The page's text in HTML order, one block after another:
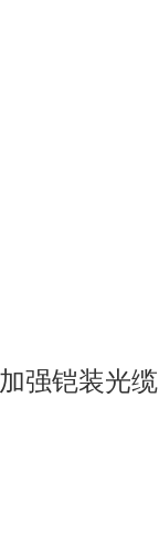
强铠装光缆